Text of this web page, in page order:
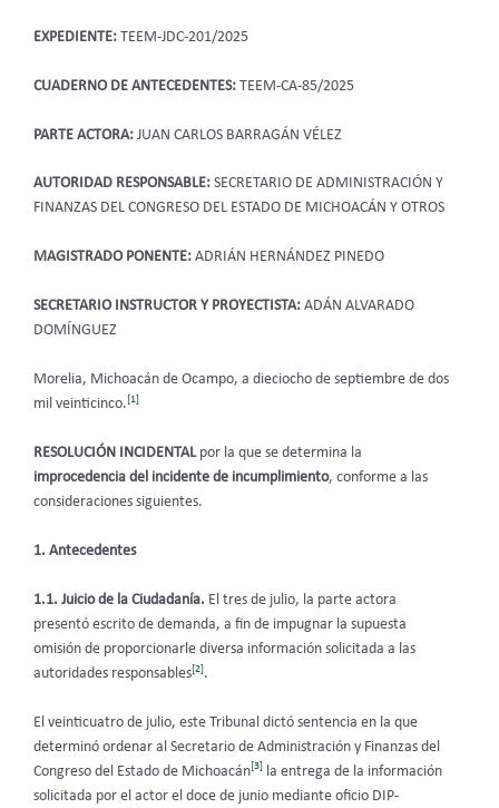
EXPEDIENTE: TEEM-JDC-201/2025
CUADERNO DE ANTECEDENTES: TEEM-CA-85/2025
PARTE ACTORA: JUAN CARLOS BARRAGÁN VÉLEZ
AUTORIDAD RESPONSABLE: SECRETARIO DE ADMINISTRACIÓN Y
FINANZAS DEL CONGRESO DEL ESTADO DE MICHOACÁN Y OTROS
MAGISTRADO PONENTE: ADRIÁN HERNÁNDEZ PINEDO
SECRETARIO INSTRUCTOR Y PROYECTISTA: ADÁN ALVARADO
DOMÍNGUEZ
Morelia, Michoacán de Ocampo, a dieciocho de septiembre de dos
mil veinticinco.[1]
RESOLUCIÓN INCIDENTALpor la que se determina la
improcedencia del incidente de incumplimiento, conforme a las
consideraciones siguientes.
1. Antecedentes
1.1. Juicio de la Ciudadanía. El tres de julio, la parte actora
presentó escrito de demanda, a fin de impugnar la supuesta
omisión de proporcionarle diversa información solicitada a las
autoridades responsables[2].
El veinticuatro de julio, este Tribunal dictó sentencia en la que
determinó ordenar al Secretario de Administración y Finanzas del
Congreso del Estado de Michoacán [3]
la entrega de la información
solicitada por el actor el doce de junio mediante oficio DIP-